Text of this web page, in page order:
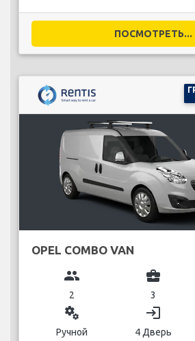
ПОСМОТРЕТЬ...
OPEL COMBO VAN
group
2
business_center
3
miscellaneous_services
Ручной
login
4 Дверь